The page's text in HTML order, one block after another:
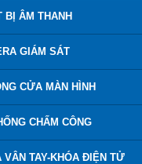
BỊ ÂM THANH
GIÁM SÁT
CỬA MÀN HÌNH
CHẤM CÔNG
VÂN TAY-KHÓA ĐIỆN TỬ